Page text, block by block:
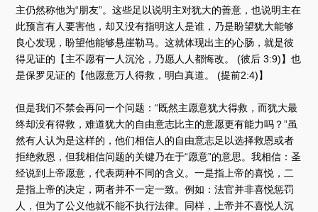
主仍然称他为“朋友”。这些足以说明主对犹大的善意，也说明主在
此预言有人要害他，却又没有指明这人是谁，乃是盼望犹大能够
良心发现，盼望他能够悬崖勒马。这就体现出主的心肠，就是彼
得见证的【主不愿有一人沉沦，乃愿人人都悔改。 (彼后 3:9)】也
是保罗见证的【他愿意万人得救，明白真道。 (提前2:4)】
但是我们不禁会再问一个问题：“既然主愿意犹大得救，而犹大最
终却没有得救，难道犹大的自由意志比主的意愿更有能力吗？”虽
然有人认为是这样的，他们相信人的自由意志足以选择救恩或者
拒绝救恩，但我相信问题的关键乃在于“愿意”的意思。我相信：圣
经说到上帝愿意，代表两种不同的含义。一是指上帝的喜悦，二
是指上帝的决定，两者并不一定一致。例如：法官并非喜悦惩罚
人，但为了公义他就不能不执行法律。同样，上帝并不喜悦人沉